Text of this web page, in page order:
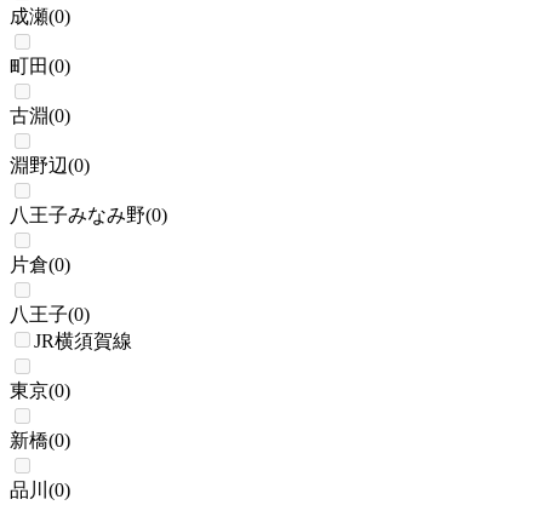
成瀬(0)
町田(0)
古淵(0)
淵野辺(0)
八王子みなみ野(0)
片倉(0)
八王子(0)
JR横須賀線
東京(0)
新橋(0)
品川 (0)